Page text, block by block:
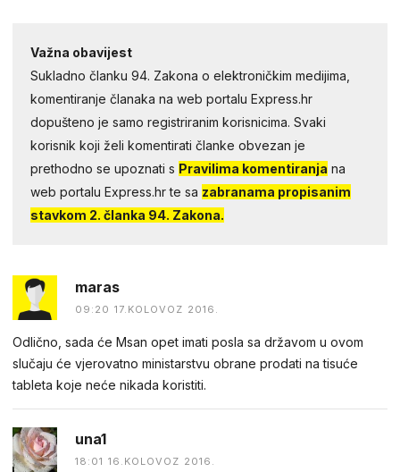
Važna obavijest
Sukladno članku 94. Zakona o elektroničkim medijima,
komentiranje članaka na web portalu Express.hr
dopušteno je samo registriranim korisnicima. Svaki
korisnik koji želi komentirati članke obvezan je
prethodno se upoznati s Pravilima komentiranja na
web portalu Express.hr te sa zabranama propisanim
stavkom 2. članka 94. Zakona.
maras
09:20 17.KOLOVOZ 2016.
Odlično, sada će Msan opet imati posla sa državom u ovom
slučaju će vjerovatno ministarstvu obrane prodati na tisuće
tableta koje neće nikada koristiti.
una1
18:01 16.KOLOVOZ 2016.